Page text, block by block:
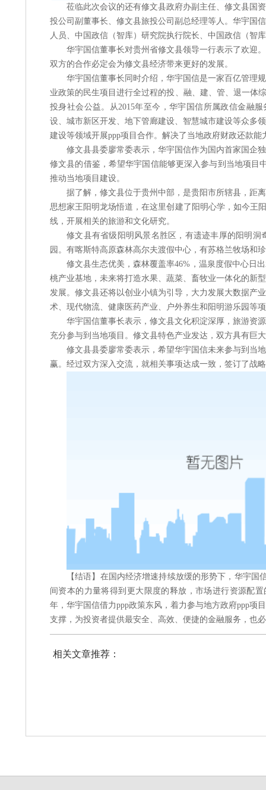
莅临此次会议的还有修文县政府办副主任、修文县国
投公司副董事长、修文县旅投公司副总经理等人。华宇国
人员、中国政信（智库）研究院执行院长、中国政信（智
华宇国信董事长对贵州省修文县领导一行表示了欢迎
双方的合作必定会为修文县经济带来更好的发展。
华宇国信董事长同时介绍，华宇国信是一家百亿管理
业政策的民生项目进行全过程的投、融、建、管、退一体
投身社会公益。从2015年至今，华宇国信所属政信金融
设、城市新区开发、地下管廊建设、智慧城市建设等众多
建设等领域开展ppp项目合作。解决了当地政府财政还款
修文县县委廖常委表示，华宇国信作为国内首家国企
修文县的借鉴，希望华宇国信能够更深入参与到当地项目
推动当地项目建设。
据了解，修文县位于贵州中部，是贵阳市所辖县，距
思想家王阳明龙场悟道，在这里创建了阳明心学，如今王
线，开展相关的旅游和文化研究。
修文县有省级阳明风景名胜区，有遗迹丰厚的阳明
园。有喀斯特高原森林高尔夫渡假中心，有苏格兰牧场和
修文县生态优美，森林覆盖率46%，温泉度假中心日
桃产业基地，未来将打造水果、蔬菜、畜牧业一体化的新
发展。修文县还将以创业小镇为引导，大力发展大数据产
术、现代物流、健康医药产业、户外养生和阳明游乐园等
华宇国信董事长表示，修文县文化积淀深厚，旅游资
充分参与到当地项目。修文县特色产业发达，双方具有巨
修文县县委廖常委表示，希望华宇国信未来参与到当
赢。经过双方深入交流，就相关事项达成一致，签订了战
【结语】在国内经济增速持续放缓的形势下，华宇
间资本的力量将得到更大限度的释放，市场进行资源配
年，华宇国信借力ppp政策东风，着力参与地方政府ppp项
支撑，为投资者提供最安全、高效、便捷的金融服务，也
相关文章推荐：